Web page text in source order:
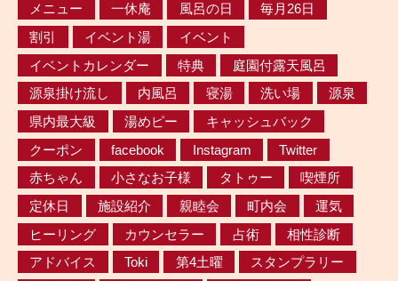
メニュー
一休庵 風呂の日
毎月26日
割引
イベント湯
イベント
イベントカレンダー
特典
庭園付露天風呂
源泉掛け流し
内風呂 寝湯 洗い場
源泉
県内最大級
湯めピー
キャッシュバック
クーポン
facebook Instagram
Twitter
赤ちゃん
小さなお子様 タトゥー
喫煙所
定休日
施設紹介 親睦会 町内会
運気
ヒーリング
カウンセラー 占術
相性診断
アドバイス
Toki 第4土曜
スタンプラリー